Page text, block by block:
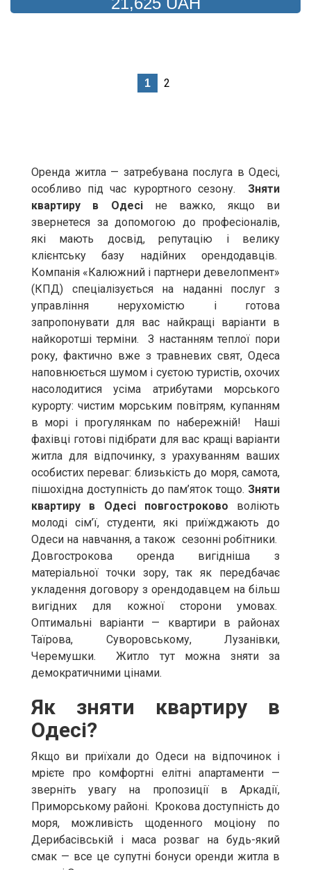
1 2
Оренда житла — затребувана послуга в Одесі,
особливо під час курортного сезону. Зняти
квартиру в Одесіне важко, якщо ви
звернетеся за допомогою до професіоналів,
які мають досвід, репутацію і велику
клієнтську базу надійних орендодавців.
Компанія «Калюжний і партнери девелопмент»
(КПД) спеціалізується на наданні послуг з
управління нерухомістю і готова
запропонувати для вас найкращі варіанти в
найкоротші терміни. З настанням теплої пори
року, фактично вже з травневих свят, Одеса
наповнюється шумом і суєтою туристів, охочих
насолодитися усіма атрибутами морського
курорту: чистим морським повітрям, купанням
в морі і прогулянкам по набережній! Наші
фахівці готові підібрати для вас кращі варіанти
житла для відпочинку, з урахуванням ваших
особистих переваг: близькість до моря, самота,
пішохідна доступність до пам’яток тощо. Зняти
квартиру в Одесі повгостроково воліють
молоді сім’ї, студенти, які приїжджають до
Одеси на навчання, а також сезонні робітники.
Довгострокова оренда вигідніша з
матеріальної точки зору, так як передбачає
укладення договору з орендодавцем на більш
вигідних для кожної сторони умовах.
Оптимальні варіанти — квартири в районах
Таїрова, Суворовському, Лузанівки,
Черемушки. Житло тут можна зняти за
демократичними цінами.
Як зняти квартиру в
Одесі?
Якщо ви приїхали до Одеси на відпочинок і
мрієте про комфортні елітні апартаменти —
зверніть увагу на пропозиції в Аркадії,
Приморському районі. Крокова доступність до
моря, можливість щоденного моціону по
Дерибасівській і маса розваг на будь-який
смак — все це супутні бонуси оренди житла в